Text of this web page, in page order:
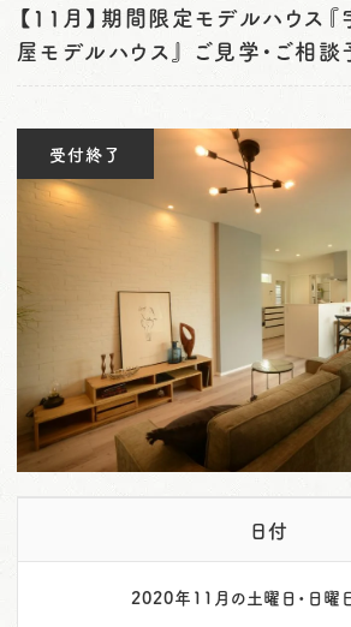
【11月】期間限定モデルハウス
屋モデルハウス』 ご見学・ご相談
受付終了
日付
2020年11月の土曜日・日曜